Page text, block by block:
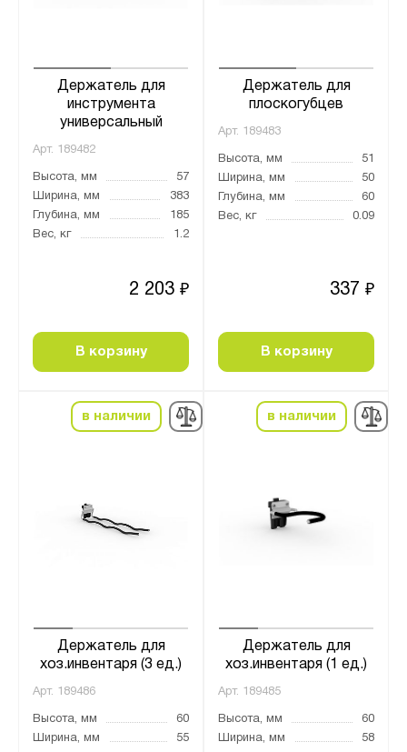
Держатель для
инструмента
универсальный
Арт. 189482
Высота, мм
57
Ширина, мм
383
Глубина, мм
185
Вес, кг
1.2
2 203 ₽
В корзину
Держатель для
плоскогубцев
Арт. 189483
Высота, мм
51
Ширина, мм
50
Глубина, мм
60
Вес, кг
0.09
337 ₽
В корзину
в наличии
Держатель для
хоз.инвентаря (3 ед.)
Арт. 189486
Высота, мм
60
Ширина, мм
55
в наличии
Держатель для
хоз.инвентаря (1 ед.)
Арт. 189485
Высота, мм
60
Ширина, мм
58